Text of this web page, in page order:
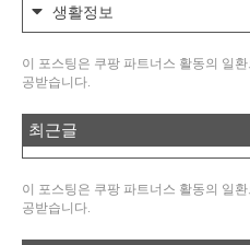
생활정보
이 포스팅은 쿠팡 파트너스 활동의 일
공받습니다.
최근글
이 포스팅은 쿠팡 파트너스 활동의 일
공받습니다.